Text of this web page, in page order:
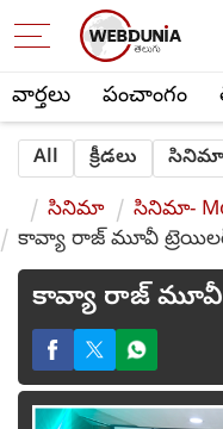
వార్తలు పంచాంగం
All క్రీడలు సినిమా
సినిమా
సినిమా-
కావ్యా రాజ్ మూవీ
కావ్యా రాజ్ మూవీ